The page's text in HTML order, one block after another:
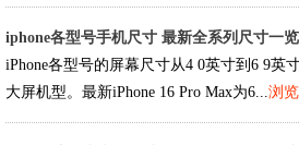
iphone各型号手机尺寸 最新全系列尺寸一览
iPhone各型号的屏幕尺寸从4 0英寸到6 9英
大屏机型。最新iPhone 16 Pro Max为6...浏